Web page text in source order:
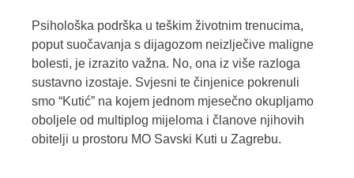
Psihološka podrška u teškim životnim trenucima,
poput suočavanja s dijagozom neizlječive maligne
bolesti, je izrazito važna. No, ona iz više razloga
sustavno izostaje. Svjesni te činjenice pokrenuli
smo “Kutić” na kojem jednom mjesečno okupljamo
oboljele od multiplog mijeloma i članove njihovih
obitelji u prostoru MO Savski Kuti u Zagrebu.